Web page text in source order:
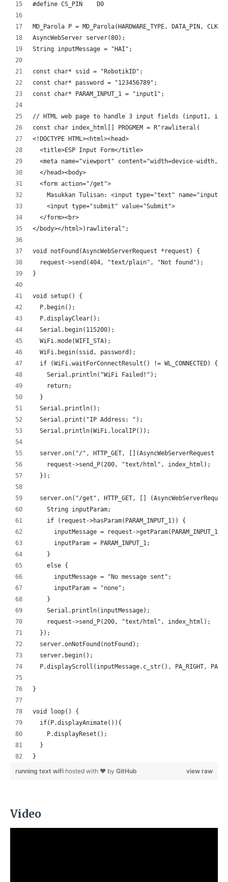
#define CS_PIN    D0
MD_Parola P = MD_Parola(HARDWARE_TYPE, DATA_PIN,
AsyncWebServer server(80);
String inputMessage = "HAI";
const char* ssid = "RobotikID";
const char* password = "123456789";
const char* PARAM_INPUT_1 = "input1";
// HTML web page to handle 3 input fields (input1,
const char index_html[] PROGMEM = R"rawliteral(
<!DOCTYPE HTML><html><head>
  <title>ESP Input Form</title>
<meta name="viewport" content="width=device-width,
  </head><body>
  <form action="/get">
    Masukkan Tulisan: <input type="text" name="input1">
    <input type="submit" value="Submit">
  </form><br>
</body></html>)rawliteral";
void notFound(AsyncWebServerRequest *request) {
  request->send(404, "text/plain", "Not found");
}
void setup() {
  P.begin();
  P.displayClear();
  Serial.begin(115200);
  WiFi.mode(WIFI_STA);
  WiFi.begin(ssid, password);
  if (WiFi.waitForConnectResult() != WL_CONNECTED) {
    Serial.println("WiFi Failed!");
    return;
  }
  Serial.println();
  Serial.print("IP Address: ");
  Serial.println(WiFi.localIP());
server.on("/", HTTP_GET, [](AsyncWebServerRequest
    request->send_P(200, "text/html", index_html);
  });
server.on("/get", HTTP_GET, []
    String inputParam;
    if (request->hasParam(PARAM_INPUT_1)) {
inputMessage = request->getParam(PARAM_INPUT_1)-
      inputParam = PARAM_INPUT_1;
    }
    else {
      inputMessage = "No message sent";
      inputParam = "none";
    }
    Serial.println(inputMessage);
    request->send_P(200, "text/html", index_html);
  });
  server.onNotFound(notFound);
  server.begin();
P.displayScroll(inputMessage.c_str(), PA_RIGHT,
}
void loop() {
  if(P.displayAnimate()){
    P.displayReset();
  }
}
view raw
running text wifi hosted with ❤ by GitHub
Video